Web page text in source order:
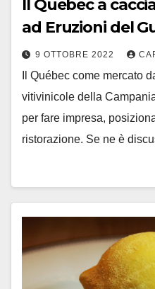
Il Quebec a
ad Eruzioni del
9 OTTOBRE 2022
Il Québec come mercato
vitivinicole della
per fare impresa,
ristorazione. Se ne è